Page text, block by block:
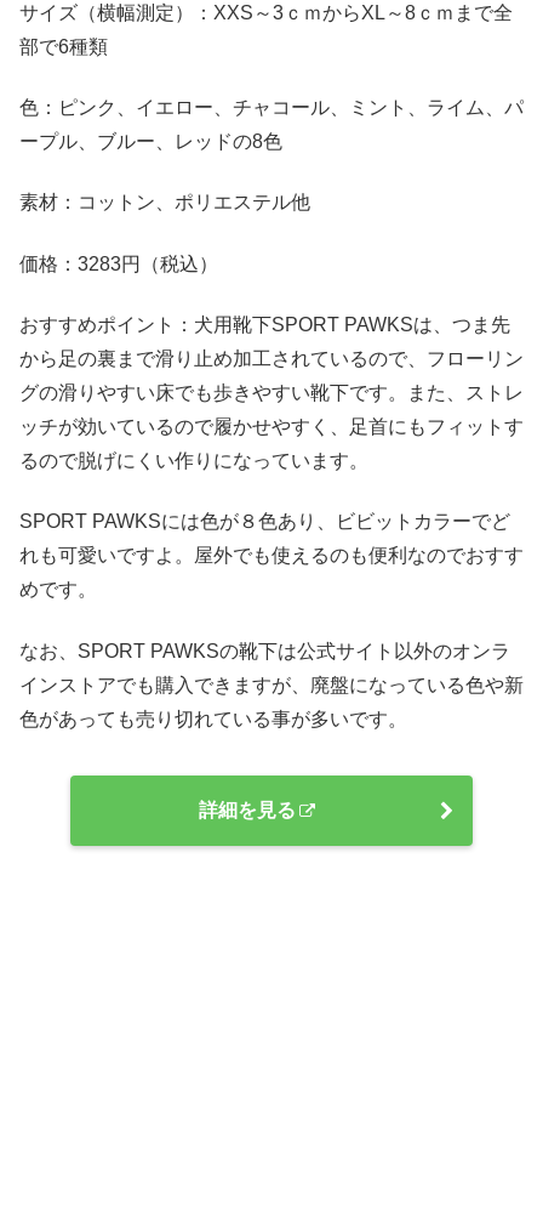
サイズ（横幅測定）：XXS～3ｃｍからXL～8ｃｍまで全
部で6種類
色：ピンク、イエロー、チャコール、ミント、ライム、パ
ープル、ブルー、レッドの8色
素材：コットン、ポリエステル他
価格：3283円（税込）
おすすめポイント：犬用靴下SPORT PAWKSは、つま先
から足の裏まで滑り止め加工されているので、フローリン
グの滑りやすい床でも歩きやすい靴下です。また、ストレ
ッチが効いているので履かせやすく、足首にもフィットす
るので脱げにくい作りになっています。
SPORT PAWKSには色が８色あり、ビビットカラーでど
れも可愛いですよ。屋外でも使えるのも便利なのでおすす
めです。
なお、SPORT PAWKSの靴下は公式サイト以外のオンラ
インストアでも購入できますが、廃盤になっている色や新
色があっても売り切れている事が多いです。
詳細を見る